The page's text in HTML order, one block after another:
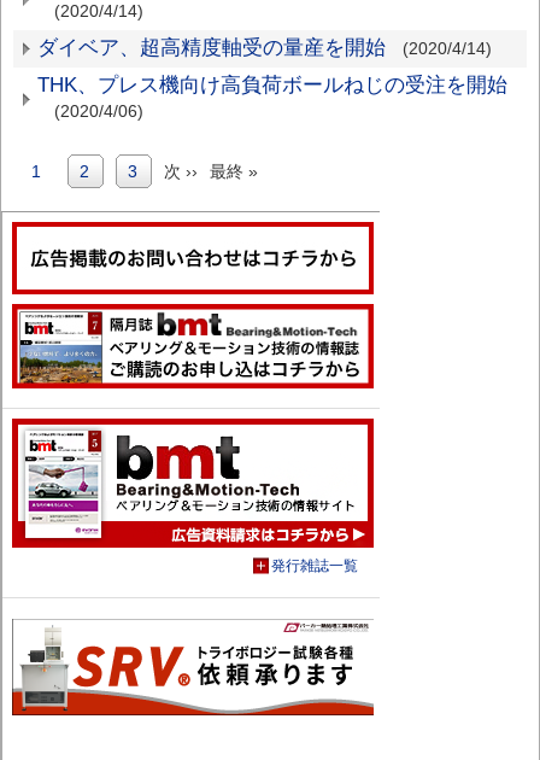
(2020/4/14)
ダイベア、超高精度軸受の量産を開始 (2020/4/14)
THK、プレス機向け高負荷ボールねじの受注を開始
(2020/4/06)
ジ
送
り
カ
ト
ペ
ー
ジ
1 Page
2 Page
3
次
ジ
次 ››
最
ー
ジ
最終 »
発行雑誌一覧